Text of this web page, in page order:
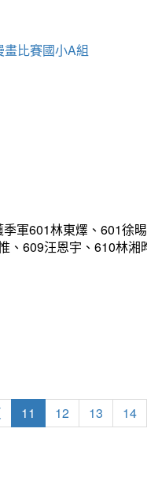
比賽國小A組
軍601林東燡、601徐
、609汪恩宇、610林
11 12 13 14